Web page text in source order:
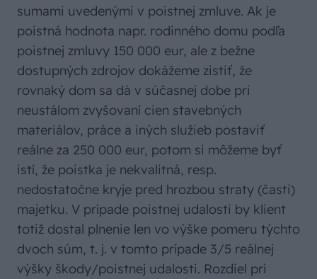
sumami uvedenými v poistnej zmluve. Ak je
poistná hodnota napr. rodinného domu podľa
poistnej zmluvy 150 000 eur, ale z bežne
dostupných zdrojov dokážeme zistiť, že
rovnaký dom sa dá v súčasnej dobe pri
neustálom zvyšovaní cien stavebných
materiálov, práce a iných služieb postaviť
reálne za 250 000 eur, potom si môžeme byť
istí, že poistka je nekvalitná, resp.
nedostatočne kryje pred hrozbou straty (časti)
majetku. V prípade poistnej udalosti by klient
totiž dostal plnenie len vo výške pomeru týchto
dvoch súm, t. j. v tomto prípade 3/5 reálnej
výšky škody/poistnej udalosti. Rozdiel pri